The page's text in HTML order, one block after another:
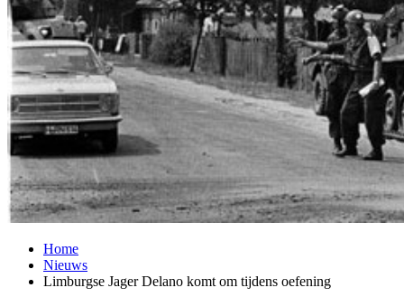
Home
Nieuws
Limburgse Jager Delano komt om tijdens oefening